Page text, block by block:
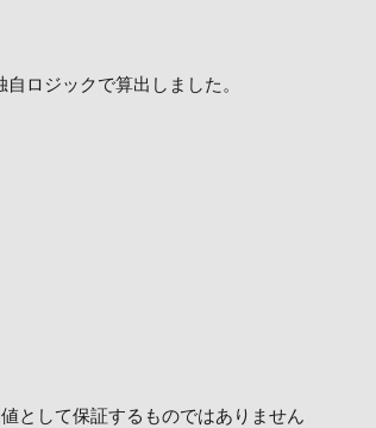
ロジックで算出しました。
として保証するものではありません